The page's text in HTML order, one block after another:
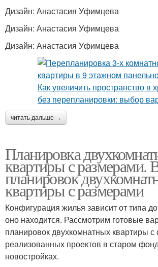
Дизайн: Анастасия Уфимцева
Дизайн: Анастасия Уфимцева
Дизайн: Анастасия Уфимцева
читать дальше →
Планировка
квартиры с размерами.
планировок
квартиры с размерами
Конфигурация жилья зависит от типа
оно находится. Рассмотрим готовые
планировок двухкомнатных квартиры с
реализованных проектов в старом
новостройках.